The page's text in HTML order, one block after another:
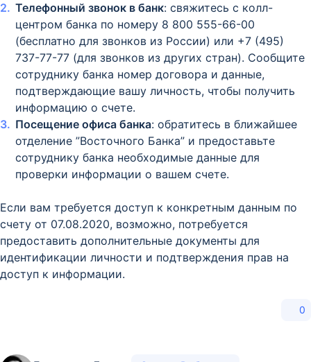
Телефонный звонок в банк: свяжитесь с колл-
центром банка по номеру 8 800 555-66-00
(бесплатно для звонков из России) или +7 (495)
737-77-77 (для звонков из других стран). Сообщите
сотруднику банка номер договора и данные,
подтверждающие вашу личность, чтобы получить
информацию о счете.
Посещение офиса банка: обратитесь в ближайшее
отделение ”Восточного Банка” и предоставьте
сотруднику банка необходимые данные для
проверки информации о вашем счете.
Если вам требуется доступ к конкретным данным по
счету от 07.08.2020, возможно, потребуется
предоставить дополнительные документы для
идентификации личности и подтверждения прав на
доступ к информации.
0